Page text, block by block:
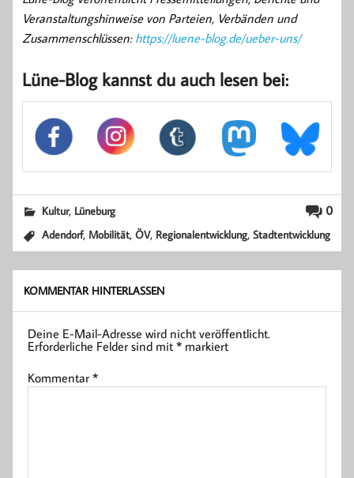
Veranstaltungshinweise von Parteien, Verbänden und
Zusammenschlüssen: https://luene-blog.de/ueber-uns/
Lüne-Blog kannst du auch lesen bei:
0
Kultur, Lüneburg
Adendorf, Mobilität,ÖV, Regionalentwicklung,Stadtentwicklung
KOMMENTAR HINTERLASSEN
Deine E-Mail-Adresse wird nicht veröffentlicht.
Erforderliche Felder sind mit* markiert
Kommentar*